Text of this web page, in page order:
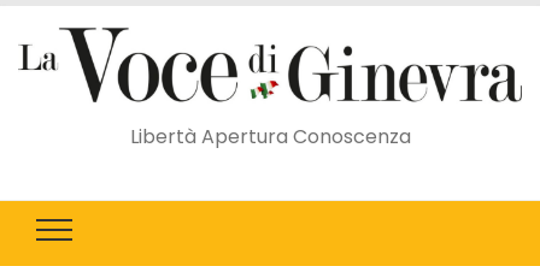
Libertà Apertura Conoscenza